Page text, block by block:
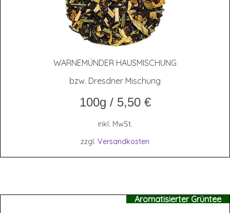
WAR­NE­MÜN­DER HAUSMISCHUNG
bzw. Dresdner Mischung
100g / 5,50 €
inkl. MwSt.
zzgl. Versandkosten
Aromatisierter Grüntee